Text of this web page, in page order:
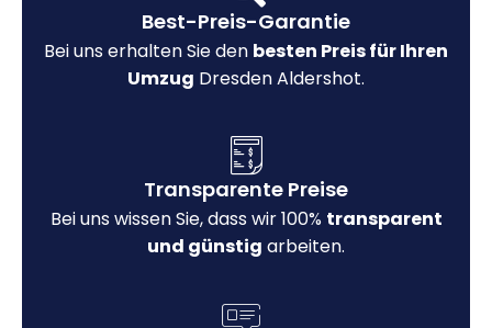
Best-Preis-Garantie
Bei uns erhalten Sie den besten Preis für Ihren
Umzug Dresden Aldershot.
Transparente Preise
Bei uns wissen Sie, dass wir 100% transparent
und günstig arbeiten.